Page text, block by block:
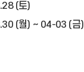
(토)
(월) ~ 04-03 (금)